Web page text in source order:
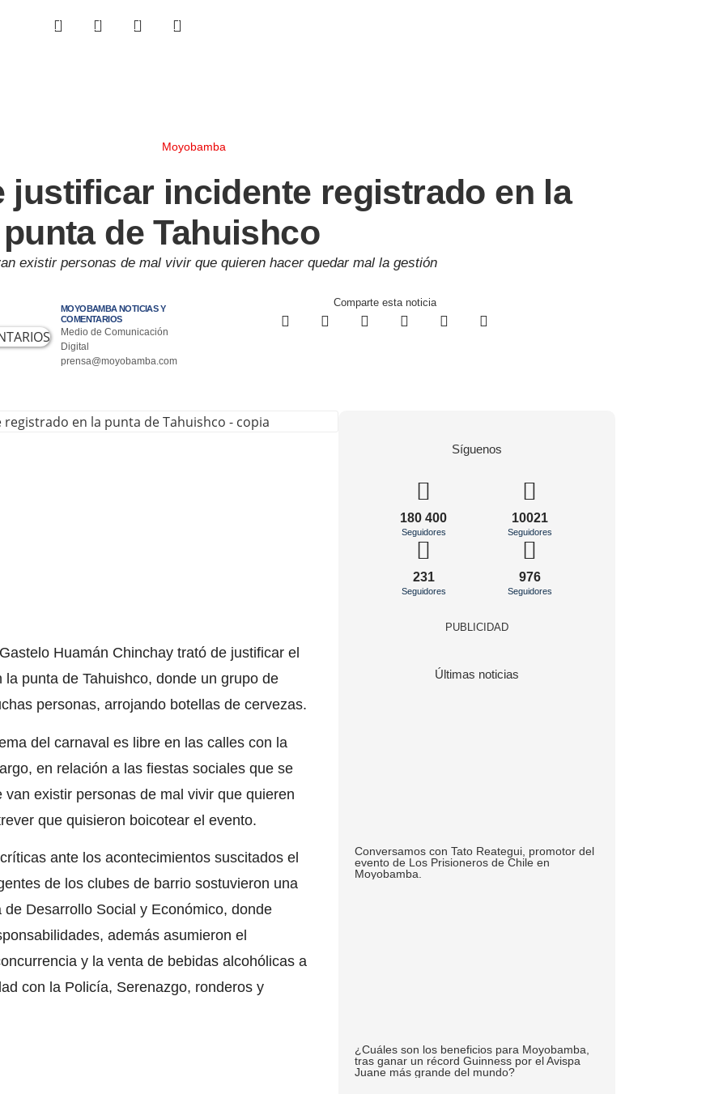
Moyobamba
justificar incidente registrado en la
punta de Tahuishco
existir personas de mal vivir que quieren hacer quedar mal la gestión
MOYOBAMBA NOTICIAS Y
COMENTARIOS
Medio de Comunicación
Digital
prensa@moyobamba.com
Comparte esta noticia
Gastelo Huamán Chinchay trató de justificar el
la punta de Tahuishco, donde un grupo de
personas, arrojando botellas de cervezas.
del carnaval es libre en las calles con la
en relación a las fiestas sociales que se
existir personas de mal vivir que quieren
que quisieron boicotear el evento.
ante los acontecimientos suscitados el
de los clubes de barrio sostuvieron una
Desarrollo Social y Económico, donde
además asumieron el
y la venta de bebidas alcohólicas a
con la Policía, Serenazgo, ronderos y
Síguenos
180 400
Seguidores
231
Seguidores
10021
Seguidores
976
Seguidores
PUBLICIDAD
Últimas noticias
Conversamos con Tato Reategui, promotor del
evento de Los Prisioneros de Chile en
Moyobamba.
¿Cuáles son los beneficios para Moyobamba,
tras ganar un récord Guinness por el Avispa
Juane más grande del mundo?